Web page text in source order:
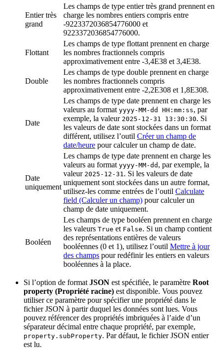
Entier très
grand
Les champs de type entier très grand prennent en
charge les nombres entiers compris entre
-9223372036854776000 et
9223372036854776000.
Flottant
Les champs de type flottant prennent en charge
les nombres fractionnels compris
approximativement entre -3,4E38 et 3,4E38.
Double
Les champs de type double prennent en charge
les nombres fractionnels compris
approximativement entre -2,2E308 et 1,8E308.
Date
Les champs de type date prennent en charge les
valeurs au format yyyy-MM-dd HH:mm:ss, par
exemple, la valeur 2025-12-31 13:30:30. Si
les valeurs de date sont stockées dans un format
différent, utilisez l’outil Créer un champ de
date/heure pour calculer un champ de date.
Date
uniquement
Les champs de type date prennent en charge les
valeurs au format yyyy-MM-dd , par exemple, la
valeur 2025-12-31 . Si les valeurs de date
uniquement sont stockées dans un autre format,
utilisez-les comme entrées de l’outil Calculate
field (Calculer un champ) pour calculer un
champ de date uniquement.
Booléen
Les champs de type booléen prennent en charge
les valeurs True et False. Si un champ contient
des représentations entières de valeurs
booléennes (0 et 1), utilisez l’outil Mettre à jour
des champs pour redéfinir les entiers en valeurs
booléennes à la place.
Si l’option de format JSON est spécifiée, le paramètre Root
property (Propriété racine) est disponible. Vous pouvez
utiliser ce paramètre pour spécifier une propriété dans le
fichier JSON à partir duquel les données sont lues. Vous
pouvez référencer des propriétés imbriquées à l’aide d’un
séparateur décimal entre chaque propriété, par exemple,
property.subProperty. Par défaut, le fichier JSON entier
est lu.